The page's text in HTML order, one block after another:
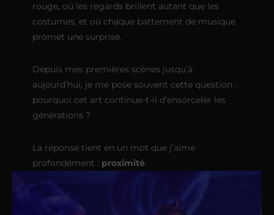
rouge, où les regards brillent autant que les
costumes, et où chaque battement de musique
promet une surprise.
Depuis mes premières scènes jusqu’à
aujourd’hui, je me pose souvent cette question :
pourquoi cet art continue-t-il d’ensorceler les
générations ?
La réponse tient en un mot que j’aime
profondément : proximité.